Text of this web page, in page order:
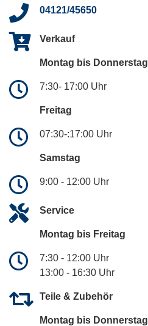
04121/45650
Verkauf
Montag bis Donnerstag
7:30- 17:00 Uhr
Freitag
07:30-:17:00 Uhr
Samstag
9:00 - 12:00 Uhr
Service
Montag bis Freitag
7:30 - 12:00 Uhr
13:00 - 16:30 Uhr
Teile & Zubehör
Montag bis Donnerstag